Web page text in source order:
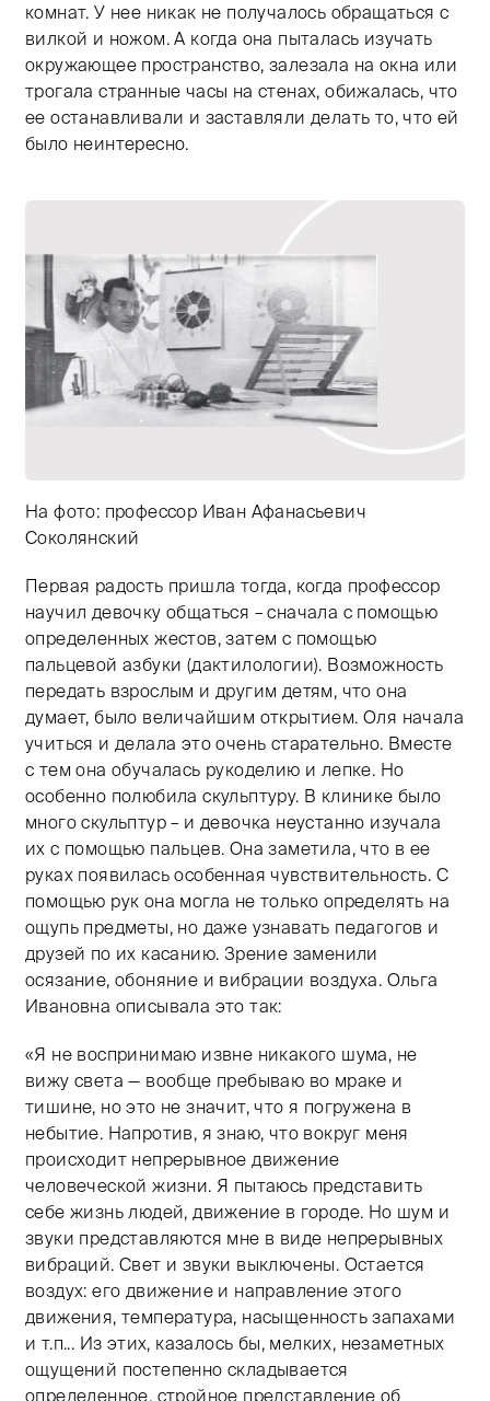
комнат. У нее никак не получалось обращаться с
вилкой и ножом. А когда она пыталась изучать
окружающее пространство, залезала на окна или
трогала странные часы на стенах, обижалась, что
ее останавливали и заставляли делать то, что ей
было неинтересно.
На фото: профессор Иван Афанасьевич
Соколянский
Тифлокомментарий: светло-серый фон с
Первая радость пришла тогда, когда профессор
научил девочку общаться – сначала с помощью
определенных жестов, затем с помощью
пальцевой азбуки (дактилологии). Возможность
передать взрослым и другим детям, что она
думает, было величайшим открытием. Оля начала
учиться и делала это очень старательно. Вместе
с тем она обучалась рукоделию и лепке. Но
особенно полюбила скульптуру. В клинике было
много скульптур – и девочка неустанно изучала
их с помощью пальцев. Она заметила, что в ее
руках появилась особенная чувствительность. С
помощью рук она могла не только определять на
ощупь предметы, но даже узнавать педагогов и
друзей по их касанию. Зрение заменили
осязание, обоняние и вибрации воздуха. Ольга
Ивановна описывала это так:
«Я не воспринимаю извне никакого шума, не
вижу света — вообще пребываю во мраке и
тишине, но это не значит, что я погружена в
небытие. Напротив, я знаю, что вокруг меня
происходит непрерывное движение
человеческой жизни. Я пытаюсь представить
себе жизнь людей, движение в городе. Но шум и
звуки представляются мне в виде непрерывных
вибраций. Свет и звуки выключены. Остается
воздух: его движение и направление этого
движения, температура, насыщенность запахами
и т.п... Из этих, казалось бы, мелких, незаметных
ощущений постепенно складывается
определенное, стройное представление об